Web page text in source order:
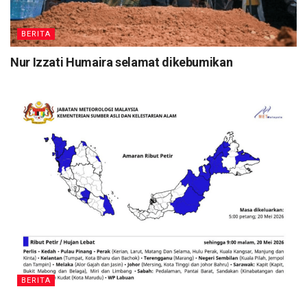
BERITA
Nur Izzati Humaira selamat dikebumikan
BERITA